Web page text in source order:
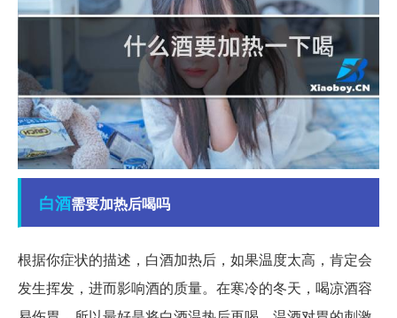
白酒需要加热后喝吗
根据你症状的描述，白酒加热后，如果温度太高，肯定会
发生挥发，进而影响酒的质量。在寒冷的冬天，喝凉酒容